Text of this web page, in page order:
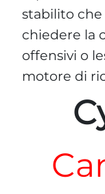
stabilito che
chiedere la
offensivi o
motore di